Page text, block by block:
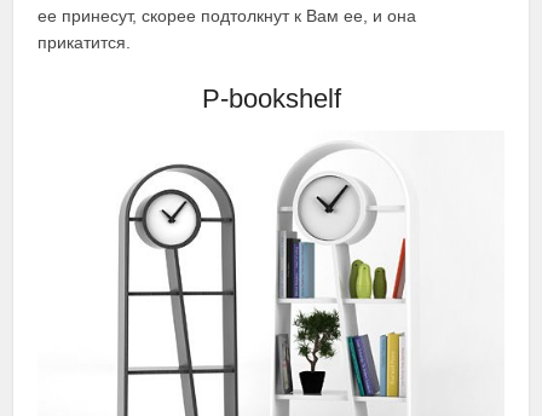
ее принесут, скорее подтолкнут к Вам ее, и она
прикатится.
P-bookshelf